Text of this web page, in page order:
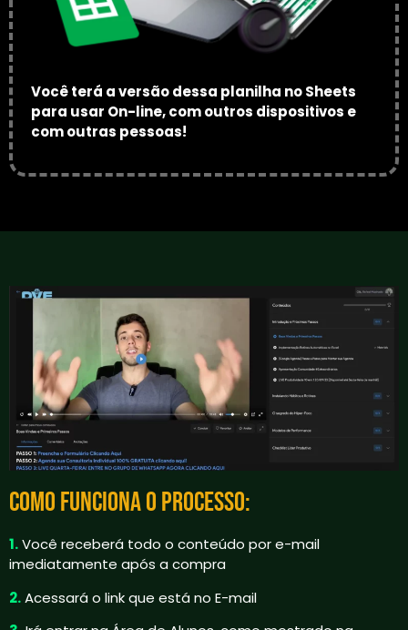
Você terá a versão dessa planilha no Sheets
para usar On-line, com outros dispositivos e
com outras pessoas!
COMO FUNCIONA O PROCESSO:
1.Você receberá todo o conteúdo por e-mail
imediatamente após a compra
2.Acessará o link que está no E-mail